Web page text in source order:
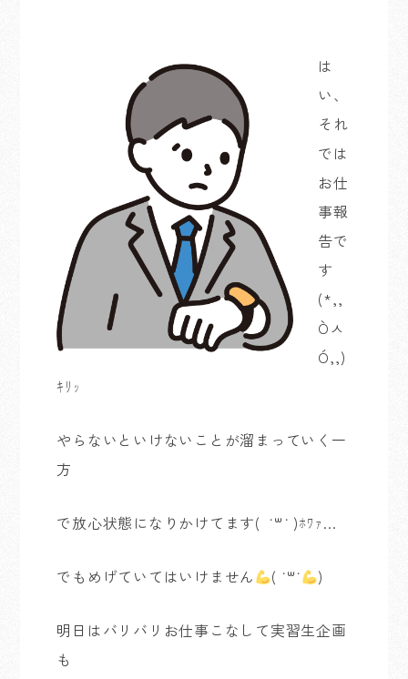
は
い、
それ
では
お仕
事報
告で
す
(*,,
Òㅅ
Ó,,)
ｷﾘｯ
やらないといけないことが溜まっていく一
方
で放心状態になりかけてます( ˙꒳​˙ )ﾎﾜｧ…
でもめげていてはいけません ( ˙꒳​˙ )
明日はバリバリお仕事こなして実習生企画
も